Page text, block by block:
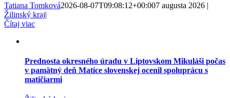
Tatiana Tomková2026-08-07T09:08:12+00:007 augusta 2026 |
Žilinský kraj|
Čítaj viac
Prednosta okresného úradu v Liptovskom Mikuláši počas
v pamätný deň Matice slovenskej ocenil spoluprácu s
matičiarmi